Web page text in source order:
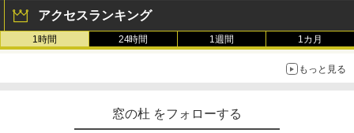
アクセスランキング
1時間 24時間 1週間 1カ月
もっと見る
窓の杜 をフォローする